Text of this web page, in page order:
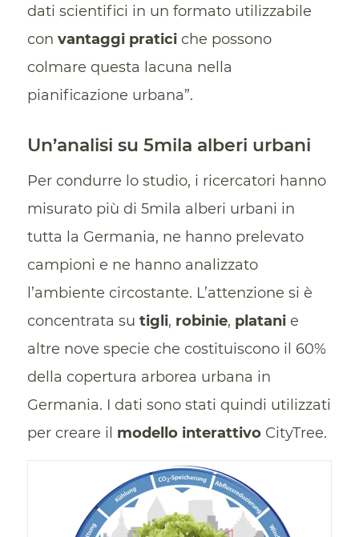
dati scientifici in un formato utilizzabile
con vantaggi praticiche possono
colmare questa lacuna nella
pianificazione urbana”.
Un’analisi su 5mila alberi urbani
Per condurre lo studio, i ricercatori hanno
misurato più di 5mila alberi urbani in
tutta la Germania, ne hanno prelevato
campioni e ne hanno analizzato
l’ambiente circostante. L’attenzione si è
concentrata su tigli, robinie, platanie
altre nove specie che costituiscono il 60%
della copertura arborea urbana in
Germania. I dati sono stati quindi utilizzati
per creare il modello interattivoCityTree.